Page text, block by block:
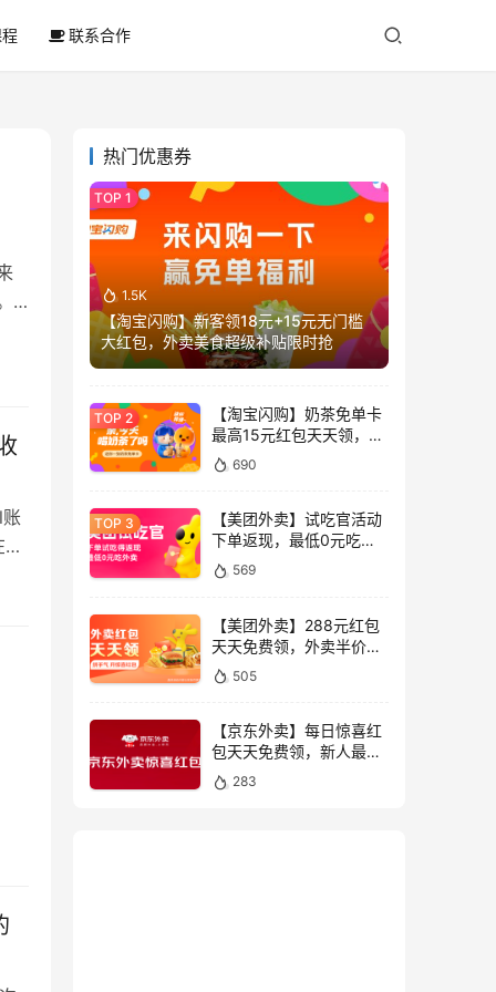
联系合作
热门优惠券
1.5K
【淘宝闪购】新客领18元+15元无门槛
大红包，外卖美食超级补贴限时抢
【淘宝闪购】奶茶免单卡
最高15元红包天天领，喝
奶茶不花钱
690
【美团外卖】试吃官活动
下单返现，最低0元吃外
卖全国限时抢
569
【美团外卖】288元红包
天天免费领，外卖半价神
券限时抢
505
【京东外卖】每日惊喜红
包天天免费领，新人最高
叠加领55元外卖券限时抢
283